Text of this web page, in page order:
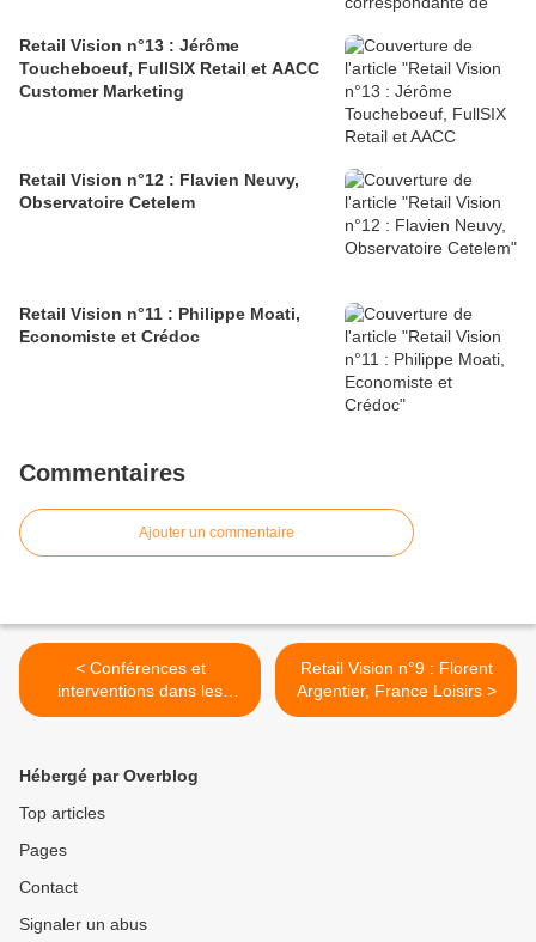
Retail Vision n°13 : Jérôme
Toucheboeuf, FullSIX Retail et AACC
Customer Marketing
Retail Vision n°12 : Flavien Neuvy,
Observatoire Cetelem
Retail Vision n°11 : Philippe Moati,
Economiste et Crédoc
Commentaires
Ajouter un commentaire
< Conférences et
interventions dans les
médias
Retail Vision n°9 : Florent
Argentier, France Loisirs >
Hébergé par Overblog
Top articles
Pages
Contact
Signaler un abus